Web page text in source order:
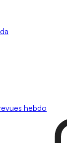
hebdo